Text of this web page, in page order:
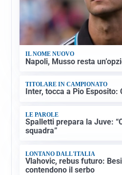
IL NOME NUOVO
Napoli, Musso resta
TITOLARE IN CAMPIONATO
Inter, tocca a Pio
LE PAROLE
Spalletti prepara la Juve:
squadra”
LONTANO DALL'ITALIA
Vlahovic, rebus futuro:
contendono il serbo